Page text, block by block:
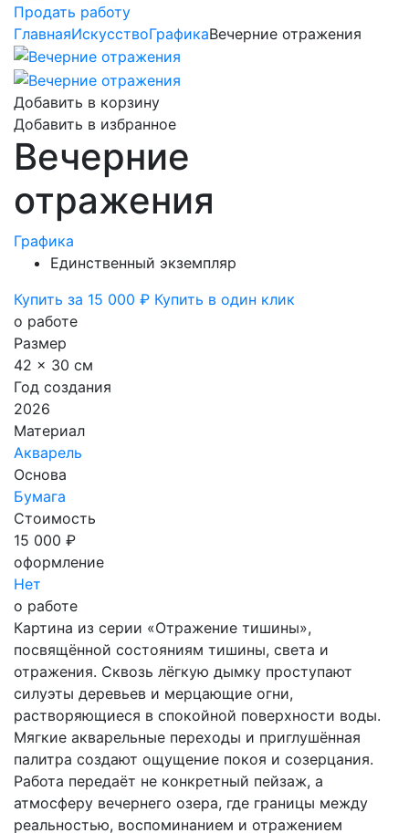
Продать работу
ГлавнаяИскусствоГрафикаВечерние отражения
Добавить в корзину
Добавить в избранное
Вечерние
отражения
Графика
Единственный экземпляр
Купить за 15 000 ₽ Купить в один клик
о работе
Размер
42 x 30 см
Год создания
2026
Материал
Акварель
Основа
Бумага
Стоимость
15 000 ₽
оформление
Нет
о работе
Картина из серии «Отражение тишины»,
посвящённой состояниям тишины, света и
отражения. Сквозь лёгкую дымку проступают
силуэты деревьев и мерцающие огни,
растворяющиеся в спокойной поверхности воды.
Мягкие акварельные переходы и приглушённая
палитра создают ощущение покоя и созерцания.
Работа передаёт не конкретный пейзаж, а
атмосферу вечернего озера, где границы между
реальностью, воспоминанием и отражением